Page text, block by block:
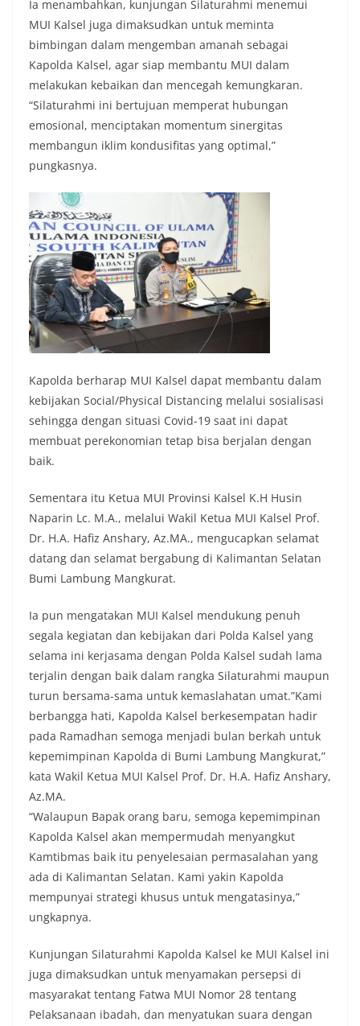
Ia menambahkan, kunjungan Silaturahmi menemui
MUI Kalsel juga dimaksudkan untuk meminta
bimbingan dalam mengemban amanah sebagai
Kapolda Kalsel, agar siap membantu MUI dalam
melakukan kebaikan dan mencegah kemungkaran.
“Silaturahmi ini bertujuan memperat hubungan
emosional, menciptakan momentum sinergitas
membangun iklim kondusifitas yang optimal,”
pungkasnya.
Kapolda berharap MUI Kalsel dapat membantu dalam
kebijakan Social/Physical Distancing melalui sosialisasi
sehingga dengan situasi Covid-19 saat ini dapat
membuat perekonomian tetap bisa berjalan dengan
baik.
Sementara itu Ketua MUI Provinsi Kalsel K.H Husin
Naparin Lc. M.A., melalui Wakil Ketua MUI Kalsel Prof.
Dr. H.A. Hafiz Anshary, Az.MA., mengucapkan selamat
datang dan selamat bergabung di Kalimantan Selatan
Bumi Lambung Mangkurat.
Ia pun mengatakan MUI Kalsel mendukung penuh
segala kegiatan dan kebijakan dari Polda Kalsel yang
selama ini kerjasama dengan Polda Kalsel sudah lama
terjalin dengan baik dalam rangka Silaturahmi maupun
turun bersama-sama untuk kemaslahatan umat.”Kami
berbangga hati, Kapolda Kalsel berkesempatan hadir
pada Ramadhan semoga menjadi bulan berkah untuk
kepemimpinan Kapolda di Bumi Lambung Mangkurat,”
kata Wakil Ketua MUI Kalsel Prof. Dr. H.A. Hafiz Anshary,
Az.MA.
“Walaupun Bapak orang baru, semoga kepemimpinan
Kapolda Kalsel akan mempermudah menyangkut
Kamtibmas baik itu penyelesaian permasalahan yang
ada di Kalimantan Selatan. Kami yakin Kapolda
mempunyai strategi khusus untuk mengatasinya,”
ungkapnya.
Kunjungan Silaturahmi Kapolda Kalsel ke MUI Kalsel ini
juga dimaksudkan untuk menyamakan persepsi di
masyarakat tentang Fatwa MUI Nomor 28 tentang
Pelaksanaan ibadah, dan menyatukan suara dengan